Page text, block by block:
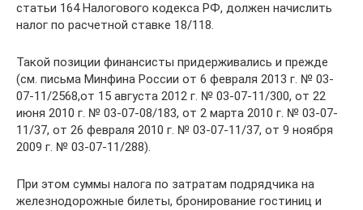
статьи 164 Налогового кодекса РФ, должен начислить
налог по расчетной ставке 18/118.
Такой позиции финансисты придерживались и прежде
(см. письма Минфина России от 6 февраля 2013 г. № 03-
07-11/2568,от 15 августа 2012 г. № 03-07-11/300, от 22
июня 2010 г. № 03-07-08/183, от 2 марта 2010 г. № 03-07-
11/37, от 26 февраля 2010 г. № 03-07-11/37, от 9 ноября
2009 г. № 03-07-11/288).
При этом суммы налога по затратам подрядчика на
железнодорожные билеты, бронирование гостиниц и